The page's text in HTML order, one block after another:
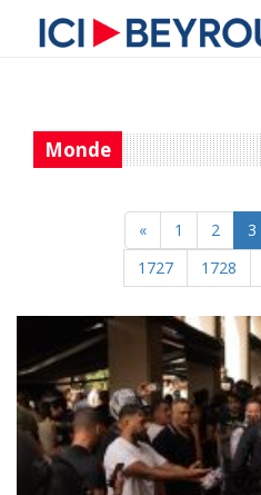
Monde
« 1 2 3
1727
1728